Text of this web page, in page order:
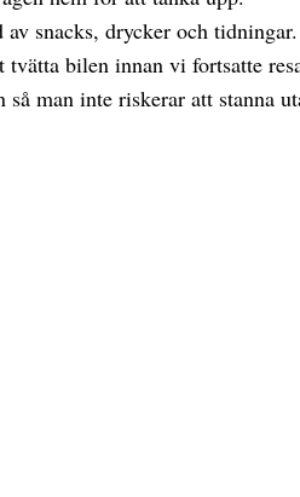
snacks, drycker och tidningar.
bilen innan vi fortsatte
man inte riskerar att stanna